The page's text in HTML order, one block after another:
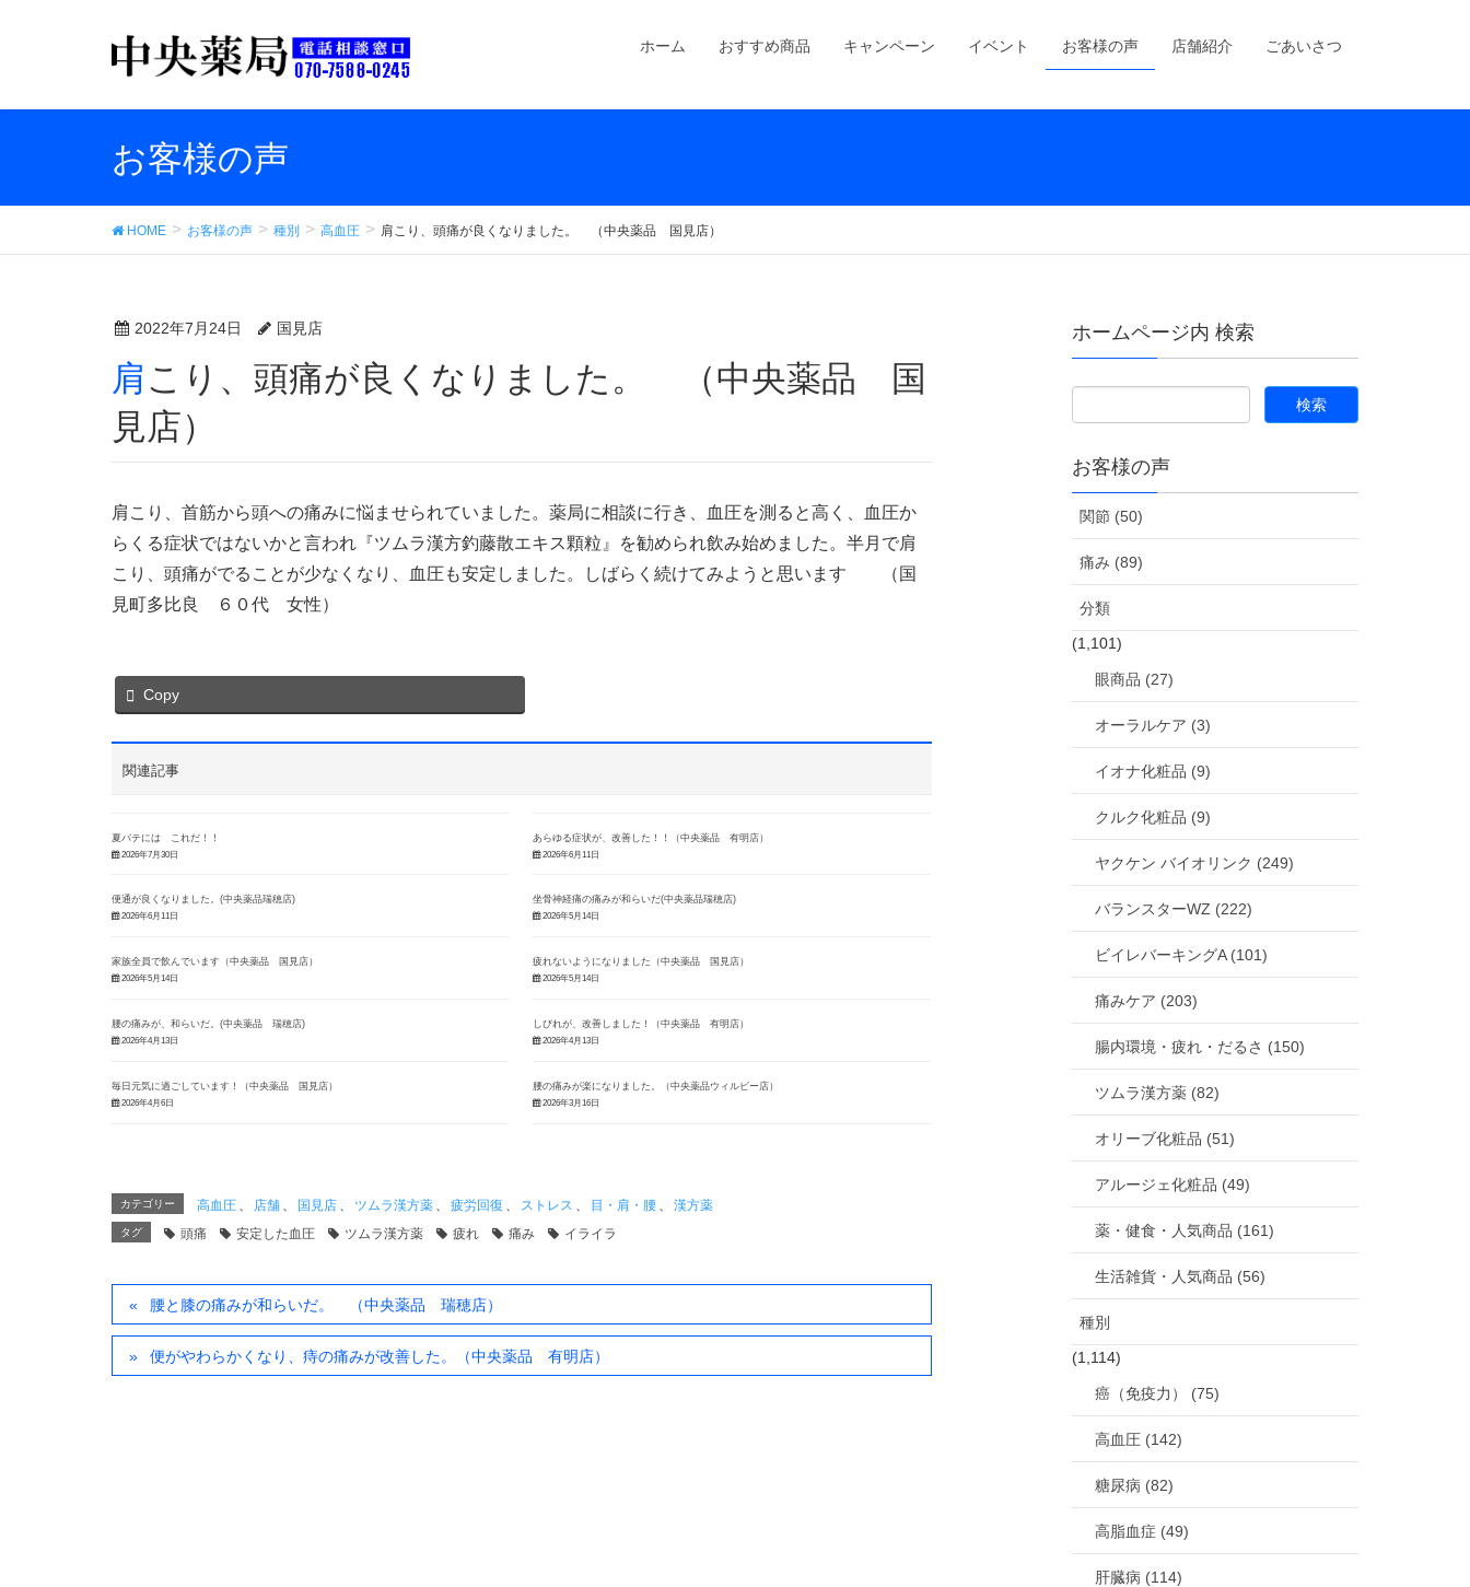
ホーム おすすめ商品 キャンペーン イベント お客様の声 店舗紹介 ごあいさつ
お客様の声
HOME お客様の声 種別 高血圧 肩こり、頭痛が良くなりました。 （中央薬品 国見店）
2022年7月24日 国見店
肩こり、頭痛が良くなりました。 （中央薬品 国
見店）
肩こり、首筋から頭への痛みに悩ませられていました。薬局に相談に行き、血圧を測ると高く、血圧か
らくる症状ではないかと言われ『ツムラ漢方釣藤散エキス顆粒』を勧められ飲み始めました。半月で肩
こり、頭痛がでることが少なくなり、血圧も安定しました。しばらく続けてみようと思います （国
見町多比良 ６０代 女性）
Copy
関連記事
夏バテには これだ！！
2026年7月30日
あらゆる症状が、改善した！！（中央薬品 有明店）
2026年6月11日
便通が良くなりました。(中央薬品瑞穂店)
2026年6月11日
坐骨神経痛の痛みが和らいだ(中央薬品瑞穂店)
2026年5月14日
家族全員で飲んでいます（中央薬品 国見店）
2026年5月14日
疲れないようになりました（中央薬品 国見店）
2026年5月14日
腰の痛みが、和らいだ。(中央薬品 瑞穂店)
2026年4月13日
しびれが、改善しました！（中央薬品 有明店）
2026年4月13日
毎日元気に過ごしています！（中央薬品 国見店）
2026年4月6日
腰の痛みが楽になりました。（中央薬品ウィルビー店）
2026年3月16日
カテゴリー 高血圧 店舗 国見店 ツムラ漢方薬 疲労回復 ストレス 目・肩・腰 漢方薬
タグ 頭痛 安定した血圧 ツムラ漢方薬 疲れ 痛み イライラ
腰と膝の痛みが和らいだ。 （中央薬品 瑞穂店）
便がやわらかくなり、痔の痛みが改善した。（中央薬品 有明店）
ホームページ内 検索
お客様の声
関節 (50)
痛み (89)
分類
(1,101)
眼商品 (27)
オーラルケア (3)
イオナ化粧品 (9)
クルク化粧品 (9)
ヤクケン バイオリンク (249)
バランスターWZ (222)
ビイレバーキングA (101)
痛みケア (203)
腸内環境・疲れ・だるさ (150)
ツムラ漢方薬 (82)
オリーブ化粧品 (51)
アルージェ化粧品 (49)
薬・健食・人気商品 (161)
生活雑貨・人気商品 (56)
種別
(1,114)
癌（免疫力） (75)
高血圧 (142)
糖尿病 (82)
高脂血症 (49)
肝臓病 (114)